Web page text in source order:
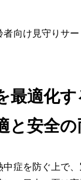
者向け見守りサ
最適化
と安全
症を防ぐ上で、